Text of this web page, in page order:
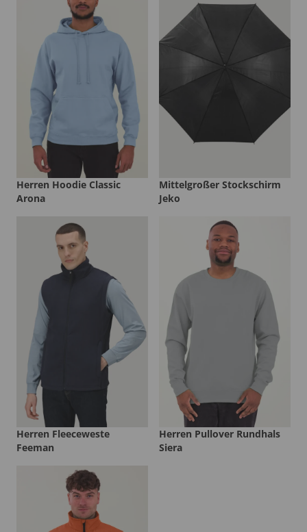
Herren Hoodie Classic
Arona
Mittelgroßer Stockschirm
Jeko
Herren Fleeceweste
Feeman
Herren Pullover Rundhals
Siera